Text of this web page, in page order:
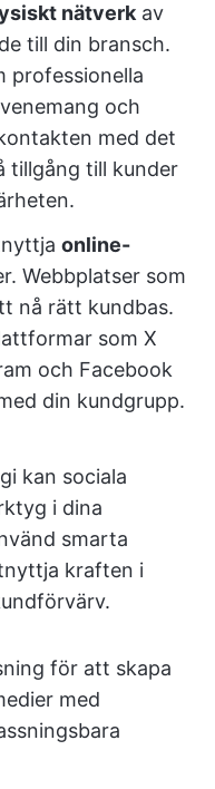
nätverk av
till din bransch.
professionella
och
med det
tillgång till kunder
online-
Webbplatser som
nå rätt kundbas.
som X
och Facebook
din kundgrupp.
kan sociala
i dina
smarta
kraften i
för att skapa
med